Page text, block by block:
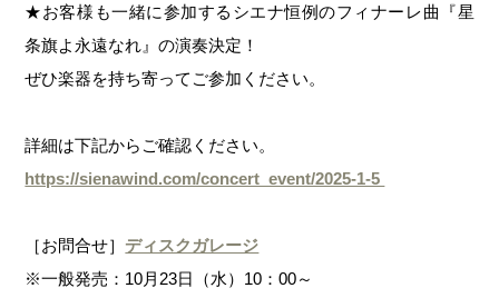
★お客様も一緒に参加するシエナ恒例のフィナーレ曲『星
条旗よ永遠なれ』の演奏決定！
ぜひ楽器を持ち寄ってご参加ください。
詳細は下記からご確認ください。
https://sienawind.com/concert_event/2025-1-5
［お問合せ］ ディスクガレージ
※一般発売：10月23日（水）10：00～